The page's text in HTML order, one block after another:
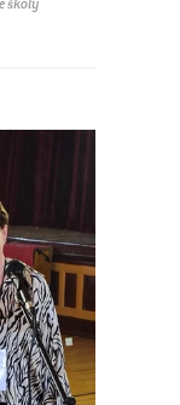
školy